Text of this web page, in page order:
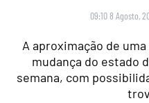
09:10 8 Agosto,
A aproximação de
mudança do estado
semana, com